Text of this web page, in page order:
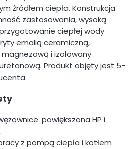
źródłem ciepła. Konstrukcja
zastosowania, wysoką
ciepłej wody
emalią ceramiczną,
i izolowany
Produkt objęty jest 5-
powiększona HP i
z pompą ciepła i kotłem